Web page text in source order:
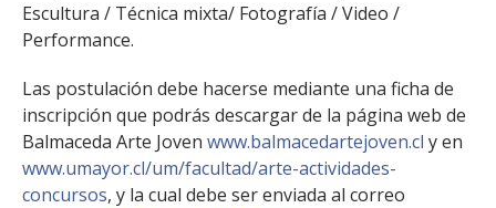
Escultura / Técnica mixta/ Fotografía / Video /
Performance.
Las postulación debe hacerse mediante una ficha de
inscripción que podrás descargar de la página web de
Balmaceda Arte Joven www.balmacedartejoven.cl y en
www.umayor.cl/um/facultad/arte-actividades-
concursos, y la cual debe ser enviada al correo